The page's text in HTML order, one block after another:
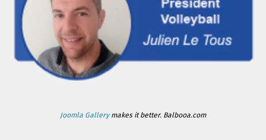
Joomla Gallerymakes it better. Balbooa.com